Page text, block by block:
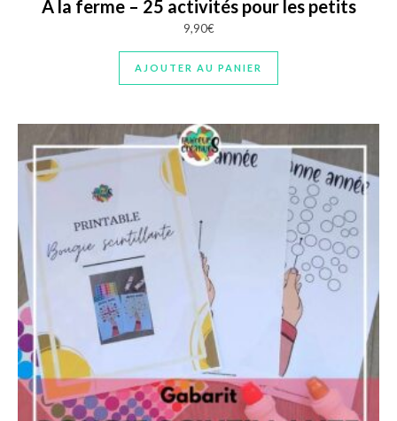
A la ferme – 25 activités pour les petits
9,90€
AJOUTER AU PANIER